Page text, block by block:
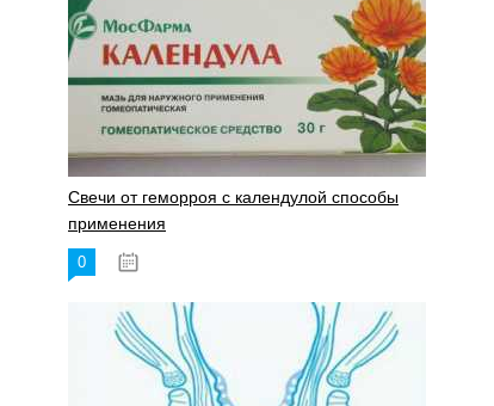
Свечи от геморроя с календулой способы
применения
0